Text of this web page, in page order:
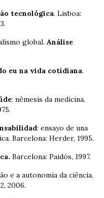
tecnológica. Lisboa:
global. Análise
eu na vida cotidiana.
: nêmesis da medicina.
: ensayo de una
Barcelona: Herder, 1995.
Barcelona: Paidós, 1997.
e a autonomia da ciência.
2006.